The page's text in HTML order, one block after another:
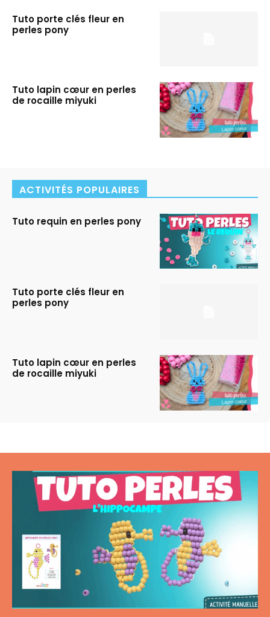
Tuto porte clés fleur en
perles pony
Tuto lapin cœur en perles
de rocaille miyuki
ACTIVITÉS POPULAIRES
Tuto requin en perles pony
Tuto porte clés fleur en
perles pony
Tuto lapin cœur en perles
de rocaille miyuki